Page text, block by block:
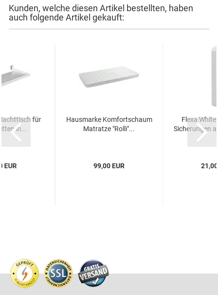
Kunden, welche diesen Artikel bestellten, haben
auch folgende Artikel gekauft:
für
in...
EUR
Hausmarke Komfortschaum
Matratze "Rolli"...
99,00 EUR
Flexa
Sicherungen